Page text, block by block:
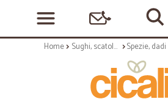
Home Sughi, scatolame e condimenti